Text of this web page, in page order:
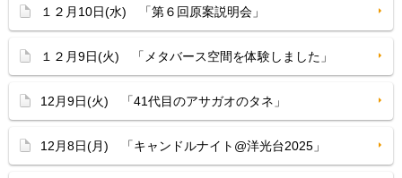
１２月10日(水) 「第６回原案説明会」
１２月9日(火) 「メタバース空間を体験しました」
12月9日(火) 「41代目のアサガオのタネ」
12月8日(月) 「キャンドルナイト@洋光台2025」